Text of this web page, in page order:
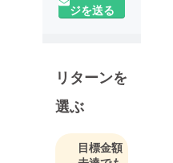
ジを送る
リターンを
選ぶ
目標金額